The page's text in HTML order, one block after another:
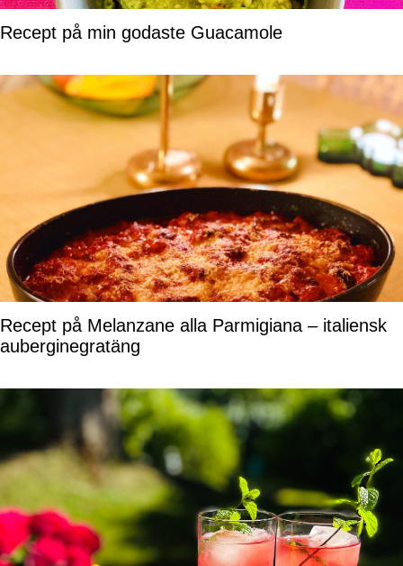
Recept på min godaste Guacamole
Recept på Melanzane alla Parmigiana – italiensk
auberginegratäng